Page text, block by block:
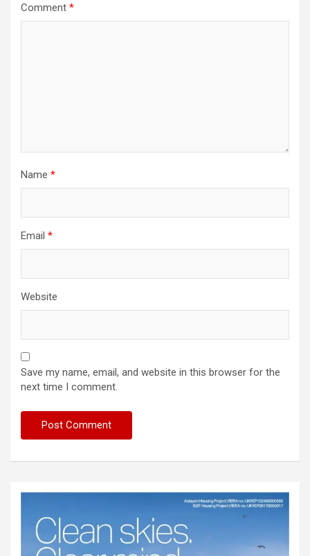
Comment *
Name *
Email *
Website
Save my name, email, and website in this browser for the
next time I comment.